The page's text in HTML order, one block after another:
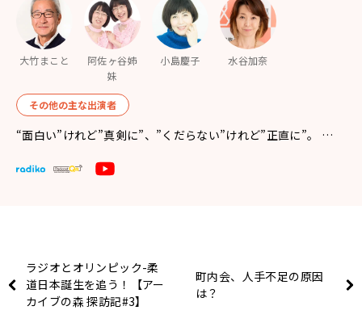
大竹まこと
阿佐ヶ谷姉
妹
小島慶子 水谷加奈
その他の主な出演者
“面白い”けれど”真剣に”、”くだらない”けれど”正直に”。 …
ラジオとオリンピック-柔
道日本誕生を追う！【アー
カイブの森 探訪記#3】
町内会、人手不足の原因
は？